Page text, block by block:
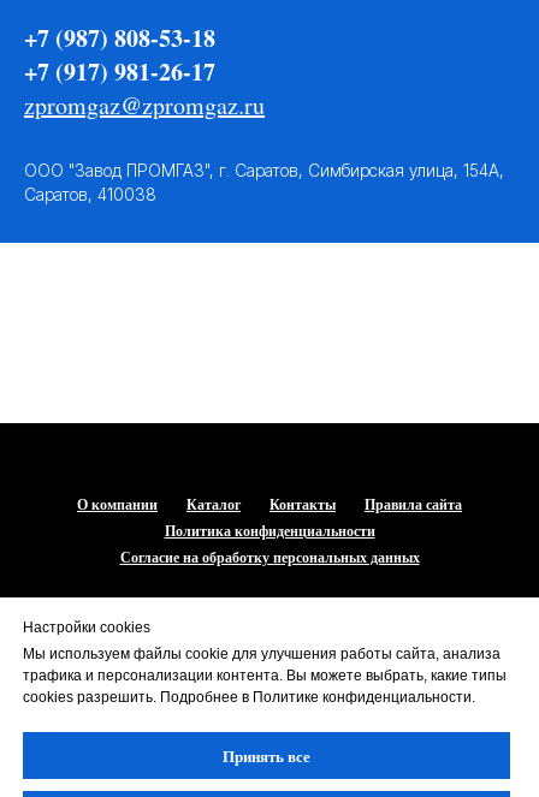
Настройки cookies
Мы используем файлы cookie для улучшения работы сайта, анализа
трафика и персонализации контента. Вы можете выбрать, какие типы
cookies разрешить. Подробнее в Политике конфиденциальности.
Принять все
+7 (987) 808-53-18
+7 (917) 981-26-17
zpromgaz@zpromgaz.ru
ООО "Завод ПРОМГАЗ", г. Саратов, Симбирская улица, 154А,
Саратов, 410038
О компании Каталог Контакты
Правила сайта
Политика конфиденциальности
Согласие на обработку персональных данных
+7 (917) 981-26-17
zpromgaz@zpromgaz.ru
ВВЕРХ